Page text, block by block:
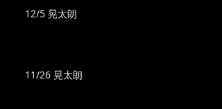
12/5 晃太朗
11/26 晃太朗